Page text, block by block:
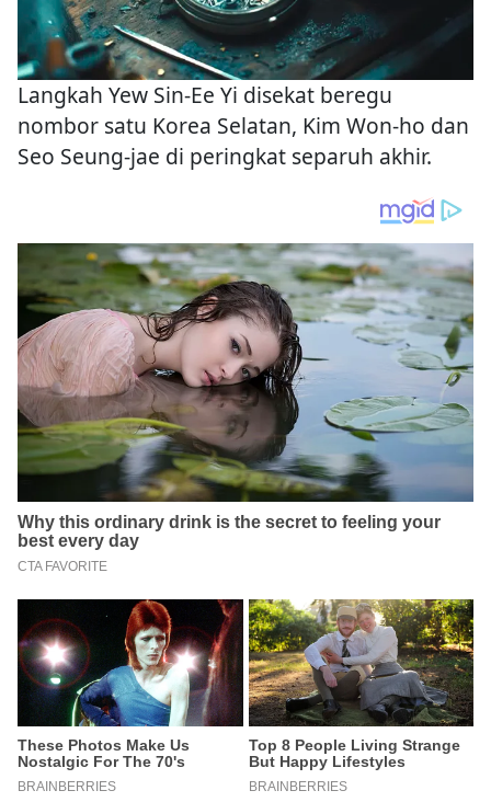
Langkah Yew Sin-Ee Yi disekat beregu
nombor satu Korea Selatan, Kim Won-ho dan
Seo Seung-jae di peringkat separuh akhir.